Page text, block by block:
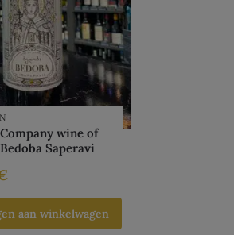
wine of
Saperavi
aan winkelwagen